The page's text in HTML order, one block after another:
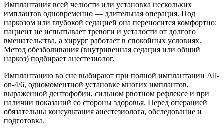
Имплантация всей челюсти или установка нескольких
имплантов одновременно — длительная операция. Под
наркозом или глубокой седацией она переносится комфортно:
пациент не испытывает тревоги и усталости от долгого
вмешательства, а хирург работает в спокойных условиях.
Метод обезболивания (внутривенная седация или общий
наркоз) подбирает анестезиолог.
Имплантацию во сне выбирают при полной имплантации All-
on-4/6, одномоментной установке многих имплантов,
выраженной дентофобии, сильном рвотном рефлексе и при
наличии показаний со стороны здоровья. Перед операцией
обязательны консультация анестезиолога, обследование и
подготовка.